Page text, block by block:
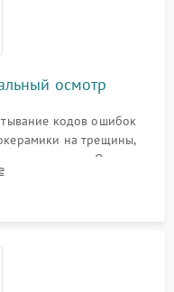
осмотр
кодов ошибок
на трещины,
нагрева. Опрос
не видит посуду,